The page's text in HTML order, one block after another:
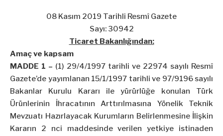
08 Kasım 2019 Tarihli Resmî Gazete
Sayı: 30942
Ticaret Bakanlığından:
Amaç ve kapsam
MADDE 1 – (1) 29/4/1997 tarihli ve 22974 sayılı Resmî
Gazete’de yayımlanan 15/1/1997 tarihli ve 97/9196 sayılı
Bakanlar Kurulu Kararı ile yürürlüğe konulan Türk
Ürünlerinin İhracatının Arttırılmasına Yönelik Teknik
Mevzuatı Hazırlayacak Kurumların Belirlenmesine İlişkin
Kararın 2 nci maddesinde verilen yetkiye istinaden